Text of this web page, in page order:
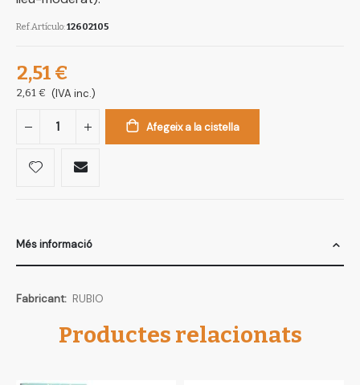
Ref.Artículo 12602105
2,51 €
2,61 € (IVA inc.)
Afegeix a la cistella
Més informació
Més
RUBIO
Productes relacionats